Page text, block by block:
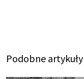
Podobne artykuły